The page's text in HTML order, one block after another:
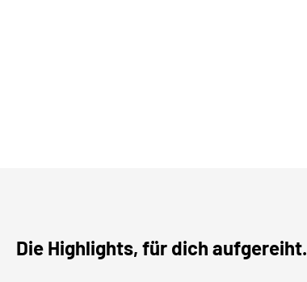
Die Highlights, für dich aufgereiht.